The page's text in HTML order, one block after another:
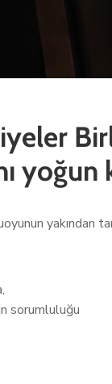
yakından
sorumluluğu